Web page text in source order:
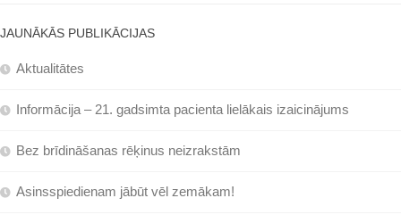
JAUNĀKĀS PUBLIKĀCIJAS
Aktualitātes
Informācija – 21. gadsimta pacienta lielākais izaicinājums
Bez brīdināšanas rēķinus neizrakstām
Asinsspiedienam jābūt vēl zemākam!